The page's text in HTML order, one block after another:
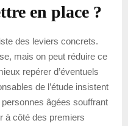
en place ?
des leviers concrets.
mais on peut réduire ce
repérer d’éventuels
de l’étude insistent
âgées souffrant
à côté des premiers